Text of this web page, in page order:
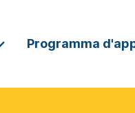
Programma